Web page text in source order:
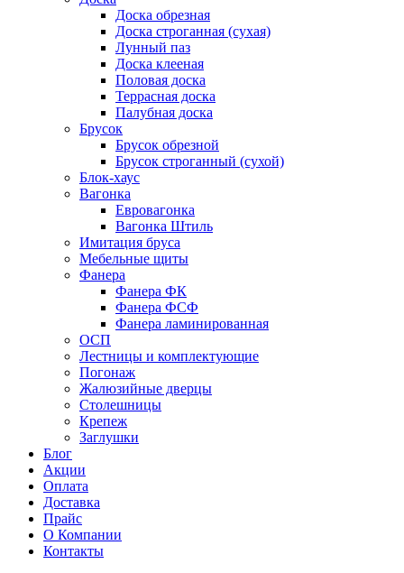
Доска обрезная
Доска строганная (сухая)
Лунный паз
Доска клееная
Половая доска
Террасная доска
Палубная доска
Брусок
Брусок обрезной
Брусок строганный (сухой)
Блок-хаус
Вагонка
Евровагонка
Вагонка Штиль
Имитация бруса
Мебельные щиты
Фанера
Фанера ФК
Фанера ФСФ
Фанера ламинированная
ОСП
Лестницы и комплектующие
Погонаж
Жалюзийные дверцы
Столешницы
Крепеж
Заглушки
Блог
Акции
Оплата
Доставка
Прайс
О Компании
Контакты